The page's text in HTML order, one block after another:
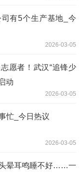
有5个生产基地_今
2026-03-05
愿者！武汉“追锋少
动
2026-03-05
忙_今日热议
2026-03-05
晕耳鸣睡不好……一